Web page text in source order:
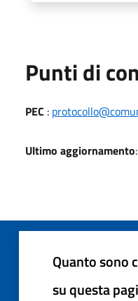
Punti di
PEC :
Ultimo aggiornamento
Quanto sono
su questa